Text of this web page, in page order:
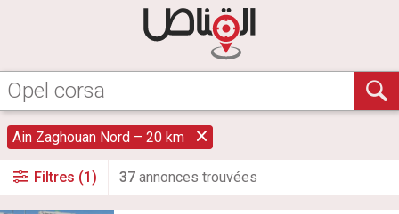
Ain Zaghouan Nord – 20 km
Filtres (1) 37 annonces trouvées